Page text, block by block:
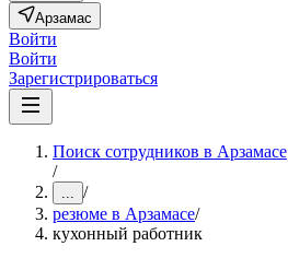
Арзамас
Войти
Войти
Зарегистрироваться
Поиск сотрудников в Арзамасе
/
... /
резюме в Арзамасе/
кухонный работник